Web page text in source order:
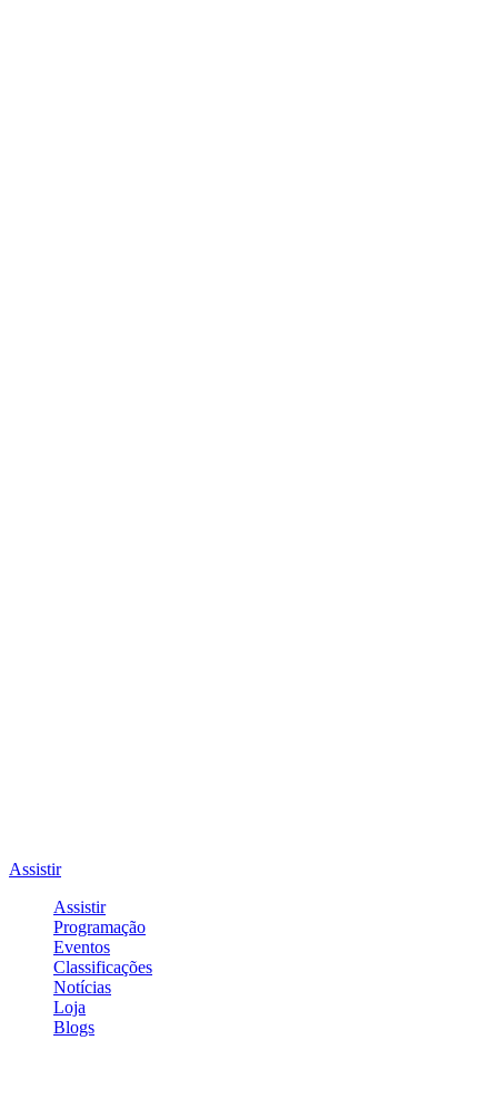
Assistir
Assistir
Programação
Eventos
Classificações
Notícias
Loja
Blogs